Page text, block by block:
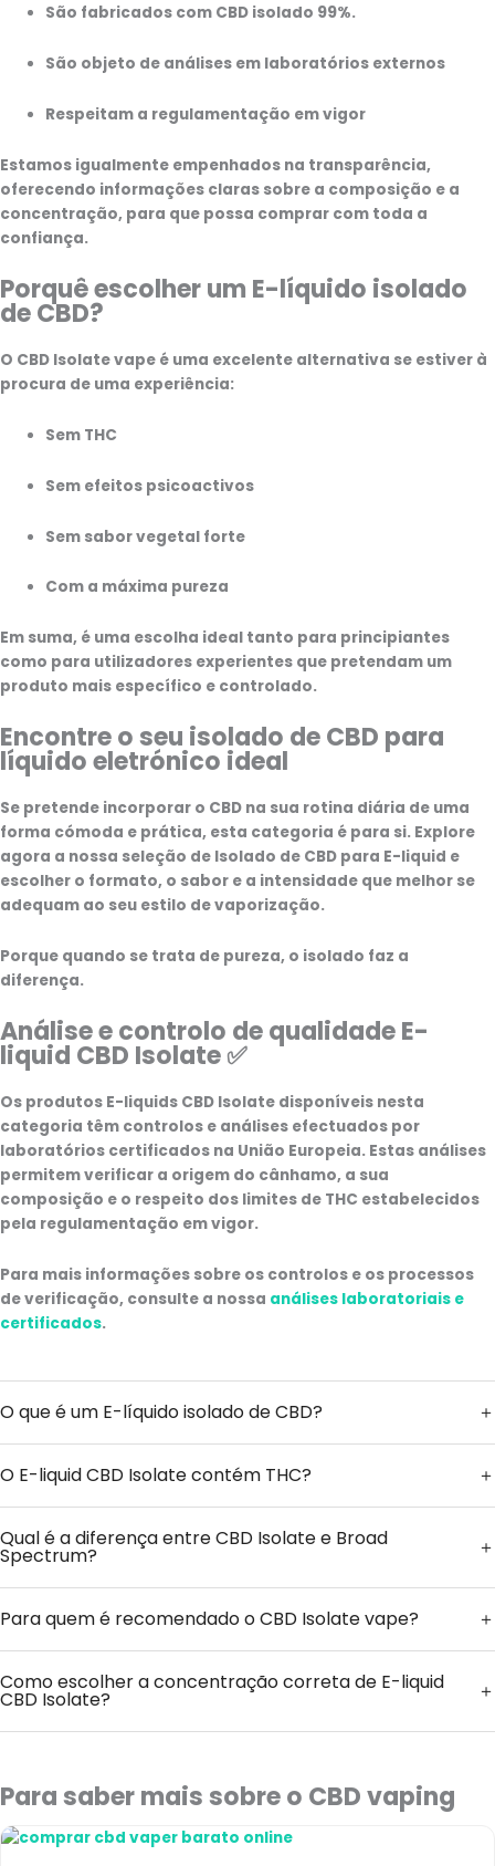
São fabricados com CBD isolado 99%.
São objeto de análises em laboratórios externos
Respeitam a regulamentação em vigor
Estamos igualmente empenhados na transparência,
oferecendo informações claras sobre a composição e a
concentração, para que possa comprar com toda a
confiança.
Porquê escolher um E-líquido isolado
de CBD?
O CBD Isolate vape é uma excelente alternativa se estiver à
procura de uma experiência:
Sem THC
Sem efeitos psicoactivos
Sem sabor vegetal forte
Com a máxima pureza
Em suma, é uma escolha ideal tanto para principiantes
como para utilizadores experientes que pretendam um
produto mais específico e controlado.
Encontre o seu isolado de CBD para
líquido eletrónico ideal
Se pretende incorporar o CBD na sua rotina diária de uma
forma cómoda e prática, esta categoria é para si. Explore
agora a nossa seleção de Isolado de CBD para E-liquid e
escolher o formato, o sabor e a intensidade que melhor se
adequam ao seu estilo de vaporização.
Porque quando se trata de pureza, o isolado faz a
diferença.
Análise e controlo de qualidade E-
liquid CBD Isolate ✅
Os produtos E-liquids CBD Isolate disponíveis nesta
categoria têm controlos e análises efectuados por
laboratórios certificados na União Europeia. Estas análises
permitem verificar a origem do cânhamo, a sua
composição e o respeito dos limites de THC estabelecidos
pela regulamentação em vigor.
Para mais informações sobre os controlos e os processos
de verificação, consulte a nossa análises laboratoriais e
certificados.
O que é um E-líquido isolado de CBD?
O E-liquid CBD Isolate contém THC?
Qual é a diferença entre CBD Isolate e Broad
Spectrum?
Para quem é recomendado o CBD Isolate vape?
Como escolher a concentração correta de E-liquid
CBD Isolate?
Para saber mais sobre o CBD vaping